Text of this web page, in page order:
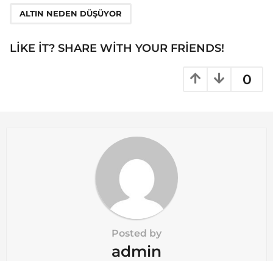
t
ALTIN NEDEN DÜŞÜYOR
LIKE IT? SHARE WITH YOUR FRIENDS!
0
Posted by
admin